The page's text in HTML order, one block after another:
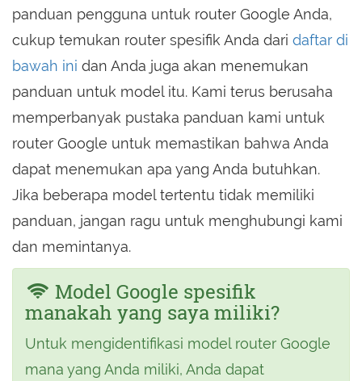
panduan pengguna untuk router Google Anda,
cukup temukan router spesifik Anda dari daftar di
bawah ini dan Anda juga akan menemukan
panduan untuk model itu. Kami terus berusaha
memperbanyak pustaka panduan kami untuk
router Google untuk memastikan bahwa Anda
dapat menemukan apa yang Anda butuhkan.
Jika beberapa model tertentu tidak memiliki
panduan, jangan ragu untuk menghubungi kami
dan memintanya.
Model Google spesifik
manakah yang saya miliki?
Untuk mengidentifikasi model router Google
mana yang Anda miliki, Anda dapat